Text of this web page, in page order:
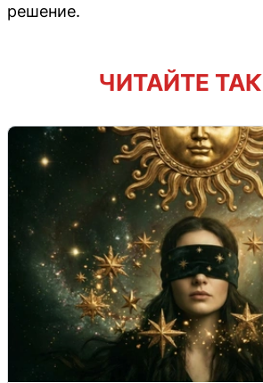
решение.
ЧИТАЙТЕ